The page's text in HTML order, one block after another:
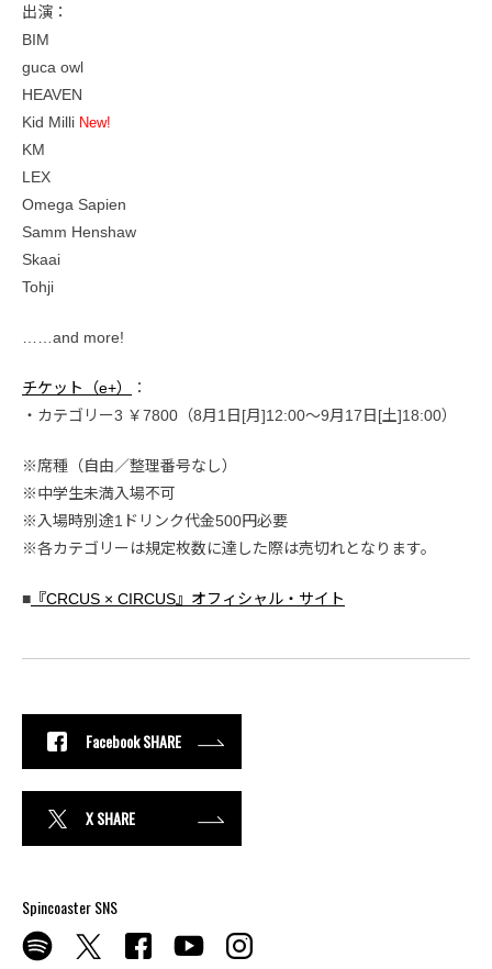
出演：
BIM
guca owl
HEAVEN
Kid Milli New!
KM
LEX
Omega Sapien
Samm Henshaw
Skaai
Tohji
……and more!
チケット（e+）
：
・カテゴリー3 ￥7800（8月1日[月]12:00～9月17日[土]18:00）
※席種（自由／整理番号なし）
※中学生未満入場不可
※入場時別途1ドリンク代金500円必要
※各カテゴリーは規定枚数に達した際は売切れとなります。
■ 『CRCUS × CIRCUS』オフィシャル・サイト
Facebook SHARE
X SHARE
Spincoaster SNS